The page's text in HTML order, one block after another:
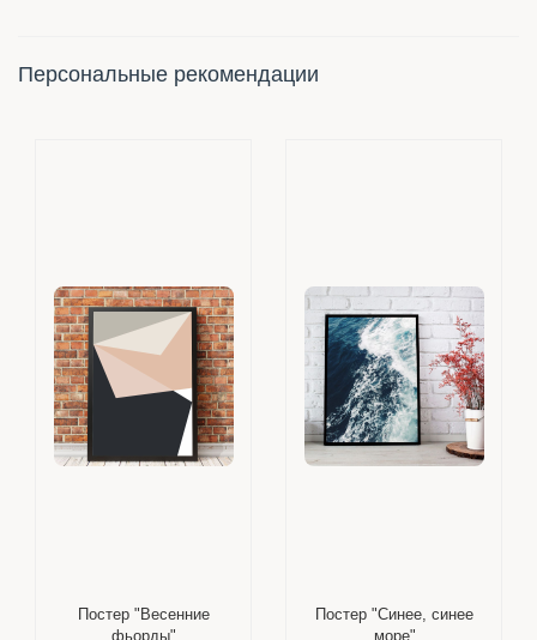
Персональные рекомендации
Постер "Весенние
фьорды"
Постер "Синее, синее
море"